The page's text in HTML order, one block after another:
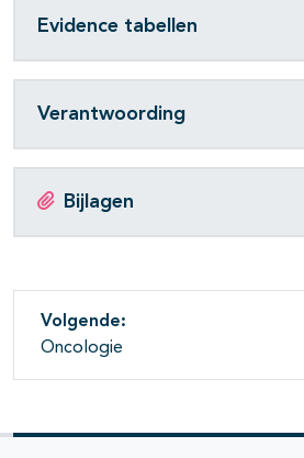
Evidence tabellen
Verantwoording
Bijlagen
Volgende:
Oncologie